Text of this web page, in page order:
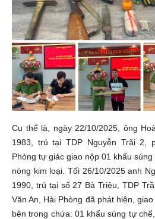
Cụ thể là, ngày 22/10/2025, ông
1983, trú tại TDP Nguyễn Trãi 2,
Phòng tự giác giao nộp 01 khẩu
nòng kim loại. Tối 26/10/2025 anh
1990, trú tại số 27 Bà Triệu, TDP
Văn An, Hải Phòng đã phát hiện,
bên trong chứa: 01 khẩu súng tự